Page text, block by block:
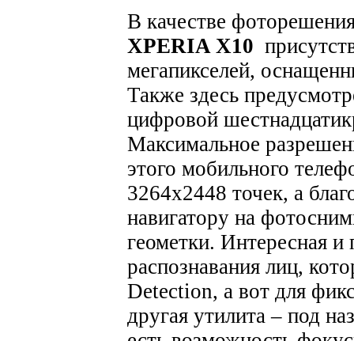
В качестве
XPERIA X10
мегапикселей,
Также здесь
цифровой
Максимальное
этого мобильного
3264x2448 точек, а
навигатору на
геометки. Интересная и
распознавания лиц,
Detection, а вот для
другая утилита – под